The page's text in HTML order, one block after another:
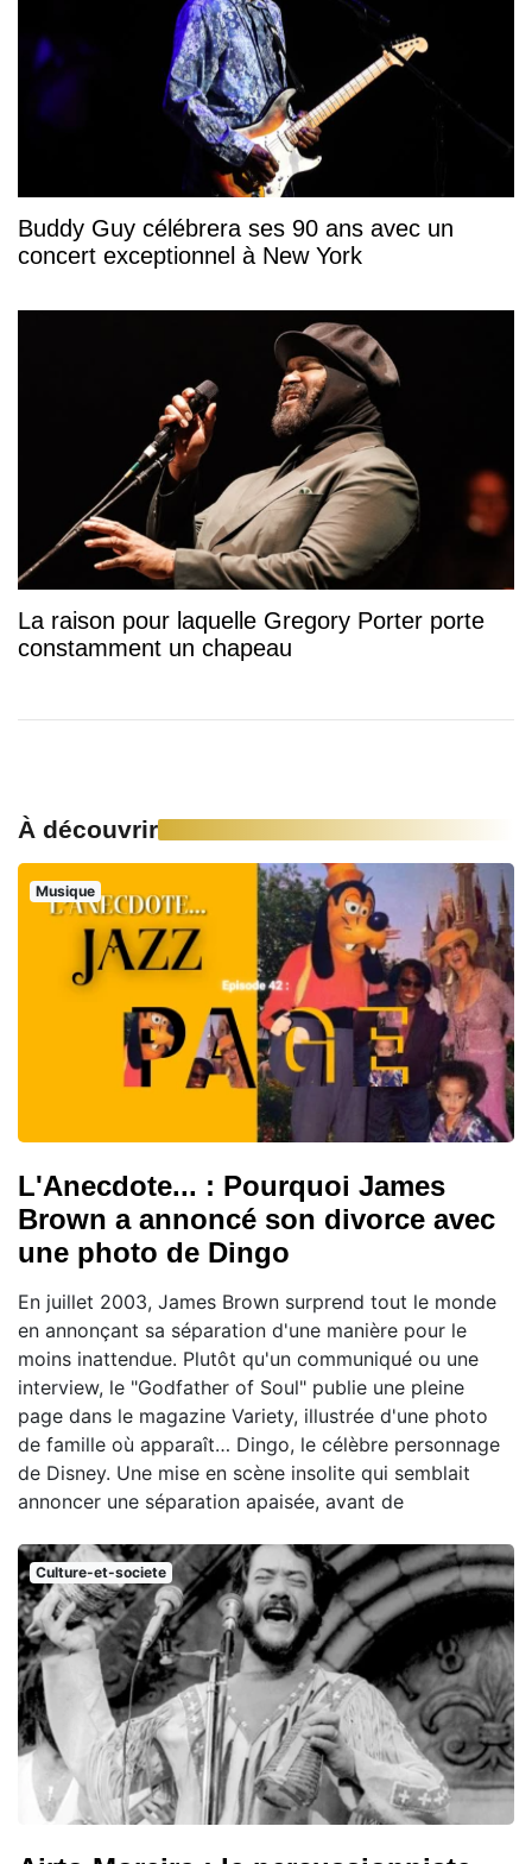
Buddy Guy célébrera ses 90 ans avec un
concert exceptionnel à New York
La raison pour laquelle Gregory Porter porte
constamment un chapeau
À découvrir
Musique
L'Anecdote... : Pourquoi James
Brown a annoncé son divorce avec
une photo de Dingo
En juillet 2003, James Brown surprend tout le monde
en annonçant sa séparation d'une manière pour le
moins inattendue. Plutôt qu'un communiqué ou une
interview, le "Godfather of Soul" publie une pleine
page dans le magazine Variety, illustrée d'une photo
de famille où apparaît… Dingo, le célèbre personnage
de Disney. Une mise en scène insolite qui semblait
annoncer une séparation apaisée, avant de
Culture-et-societe